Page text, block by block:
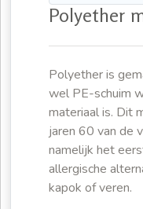
Polyether
Polyether is
wel PE-schuim
materiaal is. Dit
jaren 60 van de
namelijk het
allergische
kapok of veren.